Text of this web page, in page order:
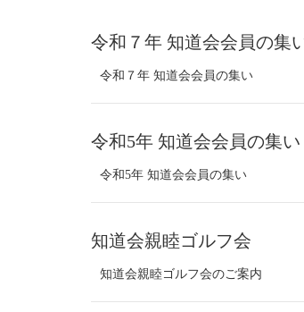
令和７年 知道会会員の集
令和７年 知道会会員の集い
令和5年 知道会会員の集い
令和5年 知道会会員の集い
知道会親睦ゴルフ会
知道会親睦ゴルフ会のご案内